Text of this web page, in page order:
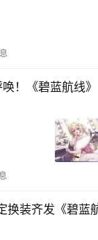
！《碧蓝航线
换装齐发《碧蓝